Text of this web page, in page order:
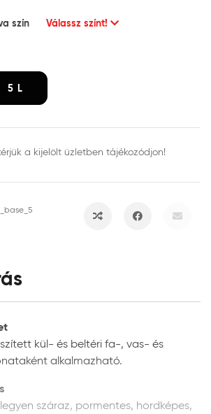
szín Válassz színt!
5 L
a kijelölt üzletben tájékozódjon!
kül- és beltéri fa-, vas- és
alkalmazható.
száraz, pormentes, hordképes,